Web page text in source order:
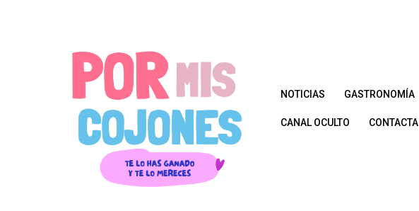
NOTICIAS GASTRONOMÍA
CANAL OCULTO CONTACTA